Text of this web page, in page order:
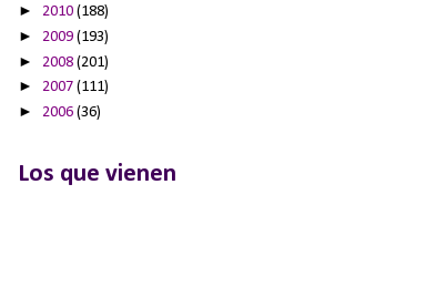
► 2010 (188)
► 2009 (193)
► 2008 (201)
► 2007 (111)
► 2006 (36)
Los que vienen